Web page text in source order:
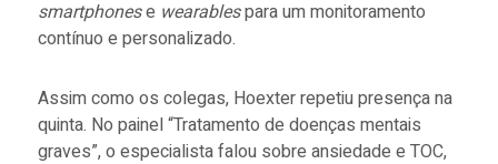
smartphonese wearablespara um monitoramento
contínuo e personalizado.
Assim como os colegas, Hoexter repetiu presença na
quinta. No painel “Tratamento de doenças mentais
graves”, o especialista falou sobre ansiedade e TOC,